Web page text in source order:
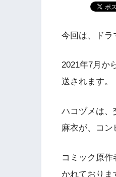
今回は、ドラ
2021年7月か
送されます。
ハコヅメは、
麻衣が、コ
コミック原
かれておりま